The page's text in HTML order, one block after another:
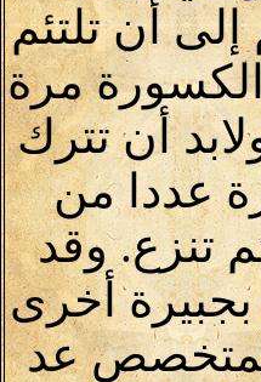
أن تلتئم
مرة
أن تترك
عددا من
تنزع. وقد
أخرى
عد